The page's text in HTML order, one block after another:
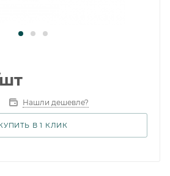
Нашли дешевле?
В 1 КЛИК